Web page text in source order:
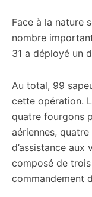
Face à la nature
nombre
31 a déployé un
Au total, 99
cette opération.
quatre fourgons
aériennes,
d’assistance
composé de trois
commandement